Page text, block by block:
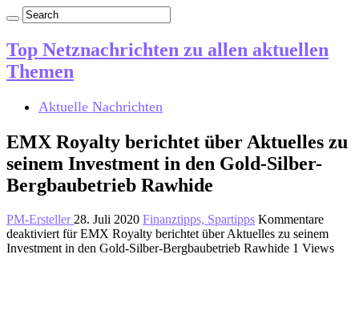
Top Netznachrichten zu allen aktuellen
Themen
Aktuelle Nachrichten
EMX Royalty berichtet über Aktuelles zu
seinem Investment in den Gold-Silber-
Bergbaubetrieb Rawhide
PM-Ersteller 28. Juli 2020 Finanztipps, Spartipps Kommentare
deaktiviert für EMX Royalty berichtet über Aktuelles zu seinem
Investment in den Gold-Silber-Bergbaubetrieb Rawhide 1 Views